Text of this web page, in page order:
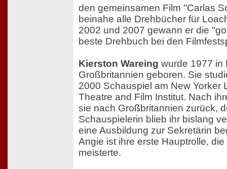
den gemeinsamen Film "Carlas
beinahe alle Drehbücher für
2002 und 2007 gewann er die
beste Drehbuch bei den
Kierston Wareing wurde 1977 in
Großbritannien geboren. Sie
2000 Schauspiel am New Yorker
Theatre and Film Institut. Nach
sie nach Großbritannien zurück,
Schauspielerin blieb ihr bislang
eine Ausbildung zur Sekretärin
Angie ist ihre erste Hauptrolle,
meisterte.